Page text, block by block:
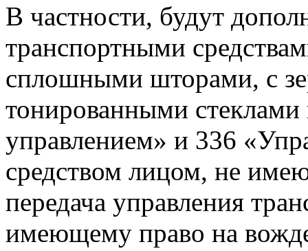
В частности, будут
транспортными
сплошными шторами, с
тонированными
управлением» и 336
средством лицом, не
передача управления
имеющему право на